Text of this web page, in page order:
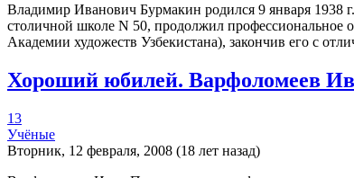
Владимир Иванович Бурмакин родился 9 января 1938
столичной школе N 50, продолжил профессиональное
Академии художеств Узбекистана), закончив его с
Хороший юбилей. Варфоломеев
13
Учёные
Вторник, 12 февраля, 2008 (18 лет назад)